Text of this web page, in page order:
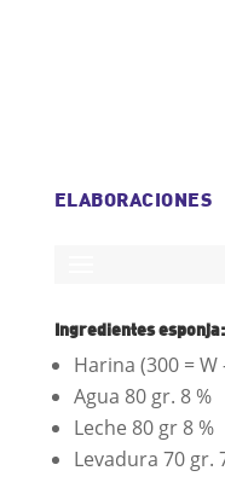
ELABORACIONES
Ingredientes esponja:
Harina (300 = W
Agua 80 gr. 8 %
Leche 80 gr 8 %
Levadura 70 gr.